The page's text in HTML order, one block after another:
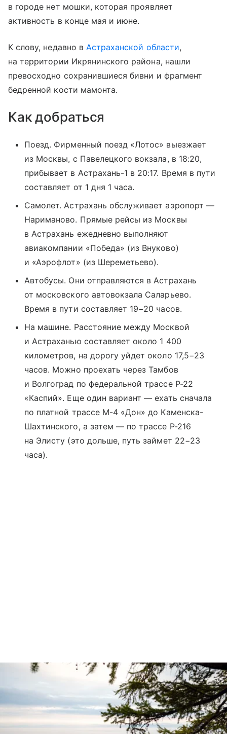
в городе нет мошки, которая проявляет
активность в конце мая и июне.
К слову, недавно в Астраханской области,
на территории Икрянинского района, нашли
превосходно сохранившиеся бивни и фрагмент
бедренной кости мамонта.
Как добраться
Поезд. Фирменный поезд «Лотос» выезжает
из Москвы, с Павелецкого вокзала, в 18:20,
прибывает в Астрахань-1 в 20:17. Время в пути
составляет от 1 дня 1 часа.
Самолет. Астрахань обслуживает аэропорт —
Нариманово. Прямые рейсы из Москвы
в Астрахань ежедневно выполняют
авиакомпании «Победа» (из Внуково)
и «Аэрофлот» (из Шереметьево).
Автобусы. Они отправляются в Астрахань
от московского автовокзала Саларьево.
Время в пути составляет 19−20 часов.
На машине. Расстояние между Москвой
и Астраханью составляет около 1 400
километров, на дорогу уйдет около 17,5−23
часов. Можно проехать через Тамбов
и Волгоград по федеральной трассе Р-22
«Каспий». Еще один вариант — ехать сначала
по платной трассе М-4 «Дон» до Каменска-
Шахтинского, а затем — по трассе Р-216
на Элисту (это дольше, путь займет 22−23
часа).